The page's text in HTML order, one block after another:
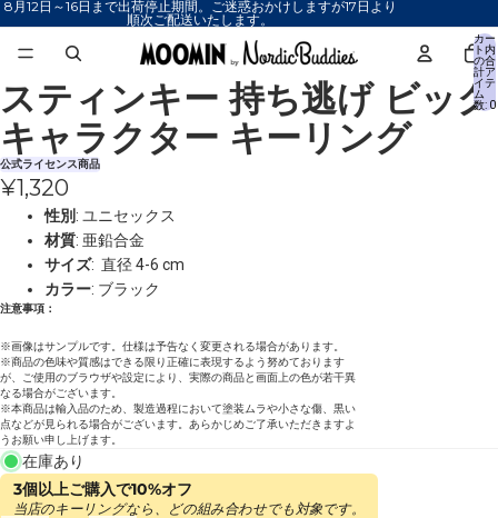
8月12日～16日まで出荷停止期間。ご迷惑おかけしますが17日より
順次ご配送いたします。
カー
ト内
の合
計ア
イテ
ム
数: 0
画
像
を
全
画
スティンキー 持ち逃げ ビッグ
キャラクター キーリング
公式ライセンス商品
¥1,320
性別: ユニセックス
材質: 亜鉛合金
サイズ: 直径 4-6 cm
カラー: ブラック
注意事項：
※画像はサンプルです。仕様は予告なく変更される場合があります。
※商品の色味や質感はできる限り正確に表現するよう努めております
が、ご使用のブラウザや設定により、実際の商品と画面上の色が若干異
なる場合がございます。
※本商品は輸入品のため、製造過程において塗装ムラや小さな傷、黒い
点などが見られる場合がございます。あらかじめご了承いただきますよ
うお願い申し上げます。
在庫あり
3個以上ご購入で10%オフ
当店のキーリングなら、どの組み合わせでも対象です。